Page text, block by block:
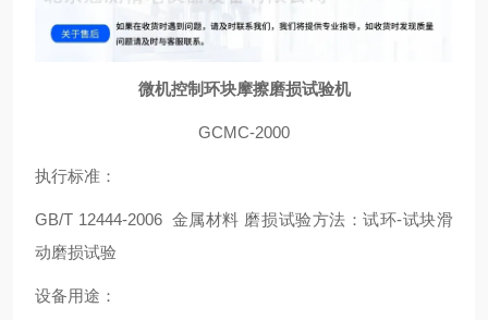
微机控制环块摩擦磨损试验机
GCMC-2000
执行标准：
GB/T 12444-2006 金属材料 磨损试验方法：试环-试块滑
动磨损试验
设备用途：